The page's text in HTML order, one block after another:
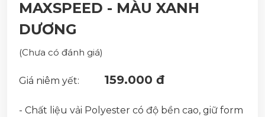
MAXSPEED - MÀU XANH
DƯƠNG
(Chưa có đánh giá)
Giá niêm yết: 159.000 đ
- Chất liệu vải Polyester có độ bền cao, giữ form